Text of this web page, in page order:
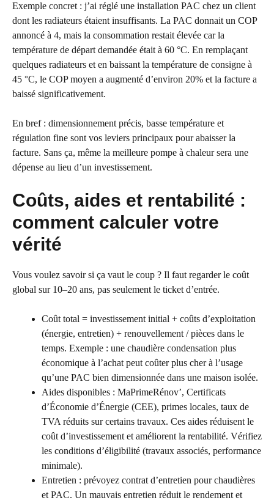
Exemple concret : j’ai réglé une installation PAC chez un client
dont les radiateurs étaient insuffisants. La PAC donnait un COP
annoncé à 4, mais la consommation restait élevée car la
température de départ demandée était à 60 °C. En remplaçant
quelques radiateurs et en baissant la température de consigne à
45 °C, le COP moyen a augmenté d’environ 20% et la facture a
baissé significativement.
En bref : dimensionnement précis, basse température et
régulation fine sont vos leviers principaux pour abaisser la
facture. Sans ça, même la meilleure pompe à chaleur sera une
dépense au lieu d’un investissement.
Coûts, aides et rentabilité :
comment calculer votre
vérité
Vous voulez savoir si ça vaut le coup ? Il faut regarder le coût
global sur 10–20 ans, pas seulement le ticket d’entrée.
Coût total = investissement initial + coûts d’exploitation
(énergie, entretien) + renouvellement / pièces dans le
temps. Exemple : une chaudière condensation plus
économique à l’achat peut coûter plus cher à l’usage
qu’une PAC bien dimensionnée dans une maison isolée.
Aides disponibles : MaPrimeRénov’, Certificats
d’Économie d’Énergie (CEE), primes locales, taux de
TVA réduits sur certains travaux. Ces aides réduisent le
coût d’investissement et améliorent la rentabilité. Vérifiez
les conditions d’éligibilité (travaux associés, performance
minimale).
Entretien : prévoyez contrat d’entretien pour chaudières
et PAC. Un mauvais entretien réduit le rendement et